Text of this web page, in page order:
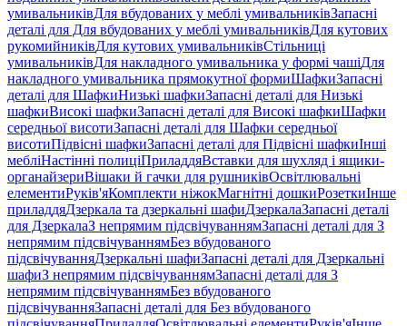
умивальниківДля вбудованих у меблі умивальниківЗапасні
деталі для Для вбудованих у меблі умивальниківДля кутових
рукомийниківДля кутових умивальниківСтільниці
умивальниківДля накладного умивальника у формі чашіДля
накладного умивальника прямокутної формиШафкиЗапасні
деталі для ШафкиНизькі шафкиЗапасні деталі для Низькі
шафкиВисокі шафкиЗапасні деталі для Високі шафкиШафки
середньої висотиЗапасні деталі для Шафки середньої
висотиПідвісні шафкиЗапасні деталі для Підвісні шафкиІнші
мебліНастінні полиціПриладдяВставки для шухляд і ящики-
органайзериВішаки й гачки для рушниківОсвітлювальні
елементиРуків'яКомплекти ніжокМагнітні дошкиРозеткиІнше
приладдяДзеркала та дзеркальні шафиДзеркалаЗапасні деталі
для ДзеркалаЗ непрямим підсвічуваннямЗапасні деталі для З
непрямим підсвічуваннямБез вбудованого
підсвічуванняДзеркальні шафиЗапасні деталі для Дзеркальні
шафиЗ непрямим підсвічуваннямЗапасні деталі для З
непрямим підсвічуваннямБез вбудованого
підсвічуванняЗапасні деталі для Без вбудованого